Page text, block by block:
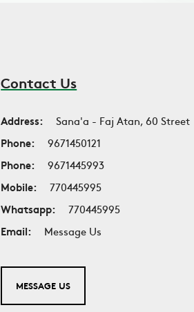
Contact Us
Address:
Sana'a - Faj Atan, 60 Street
Phone:
9671450121
Phone:
9671445993
Mobile:
770445995
Whatsapp:
770445995
Email:
Message Us
MESSAGE US